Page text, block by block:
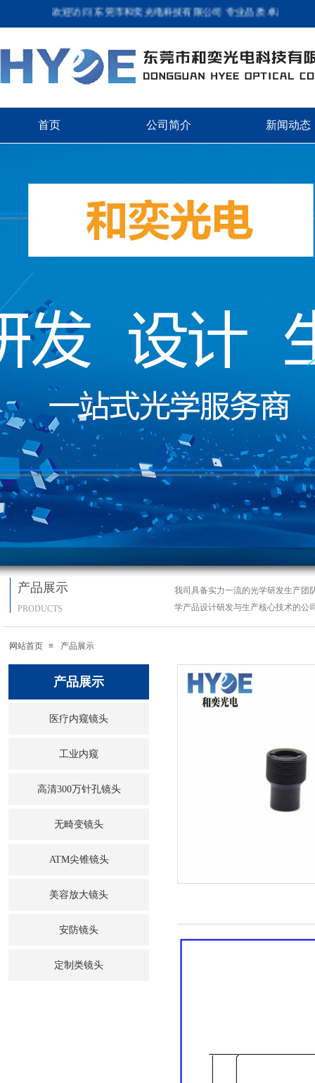
首页 公司简介 新闻动态
欢迎访问 东莞市和奕光电科技有限公司 专业品质 卓越服务 欢
我司具备实力一流的光学研发生产团
学产品设计研发与生产核心技术的公
产品展示
PRODUCTS
网站首页 ≡ 产品展示
产品展示
医疗内窥镜头
工业内窥
高清300万针孔镜头
无畸变镜头
ATM尖锥镜头
美容放大镜头
安防镜头
定制类镜头